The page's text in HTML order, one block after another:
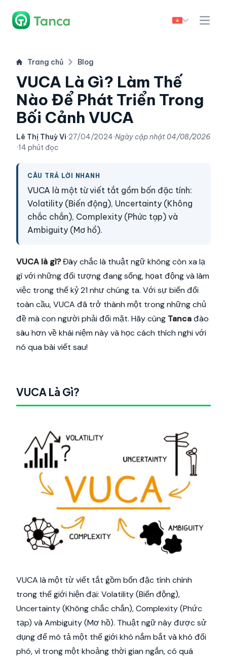
Trang chủ Blog
VUCA Là Gì? Làm Thế
Nào Để Phát Triển Trong
Bối Cảnh VUCA
Lê Thị Thuỳ Vi·27/04/2024·Ngày cập nhật04/08/2026
·14 phút đọc
CÂU TRẢ LỜI NHANH
VUCA là một từ viết tắt gồm bốn đặc tính:
Volatility (Biến động), Uncertainty (Không
chắc chắn), Complexity (Phức tạp) và
Ambiguity (Mơ hồ).
VUCA là gì?Đây chắc là thuật ngữ không còn xa lạ
gì với những đối tượng đang sống, họat động và làm
việc trong thế kỷ 21 như chúng ta. Với sự biến đổi
toàn cầu, VUCA đã trở thành một trong những chủ
đề mà con người phải đối mặt. Hãy cùng Tancađào
sâu hơn về khái niệm này và học cách thích nghi với
nó qua bài viết sau!
VUCA Là Gì?
VUCA là một từ viết tắt gồm bốn đặc tính chính
trong thế giới hiện đại: Volatility (Biến động),
Uncertainty (Không chắc chắn), Complexity (Phức
tạp) và Ambiguity (Mơ hồ). Thuật ngữ này được sử
dụng để mô tả một thế giới khó nắm bắt và khó đối
phó, vì trong một khoảng thời gian ngắn, có quá